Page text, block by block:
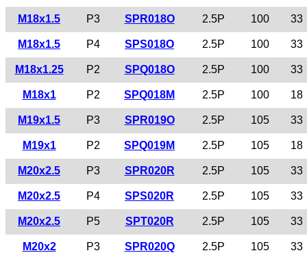
M18x1.5 P3 SPR018O 2.5P 100 33
M18x1.5 P4 SPS018O 2.5P 100 33
M18x1.25 P2 SPQ018O 2.5P 100 33
M18x1 P2 SPQ018M 2.5P 100 18
M19x1.5 P3 SPR019O 2.5P 105 33
M19x1 P2 SPQ019M 2.5P 105 18
M20x2.5 P3 SPR020R 2.5P 105 33
M20x2.5 P4 SPS020R 2.5P 105 33
M20x2.5 P5 SPT020R 2.5P 105 33
M20x2 P3 SPR020Q 2.5P 105 33